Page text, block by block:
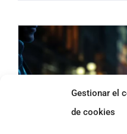
Gestionar el
de cookies